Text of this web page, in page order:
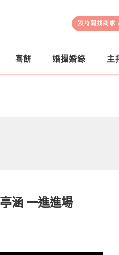
沒時間找商家
喜餅 婚攝婚錄 主
涵 一進進場